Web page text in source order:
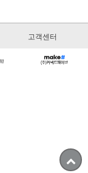
고객센터